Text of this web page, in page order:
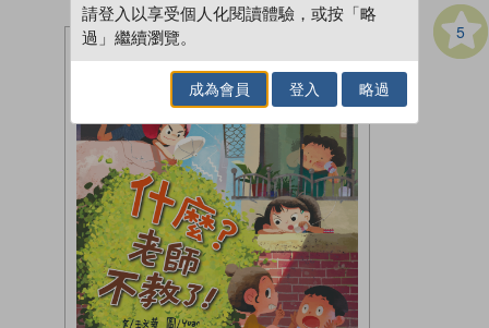
5
請登入以享受個人化閱讀體驗，或按「略
過」繼續瀏覽。
成為會員 登入 略過